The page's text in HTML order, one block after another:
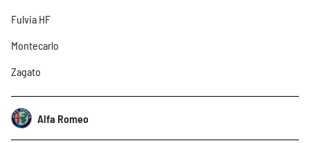
Fulvia HF
Montecarlo
Zagato
Alfa Romeo